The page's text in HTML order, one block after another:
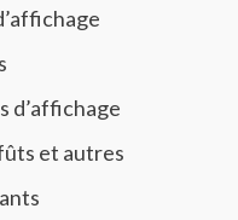
d’affichage
et autres